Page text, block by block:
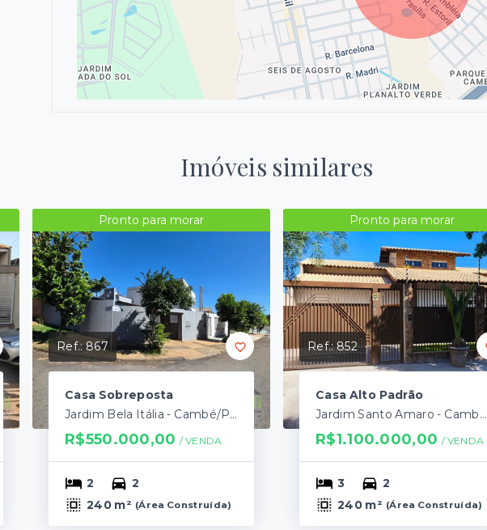
Imóveis similares
Pronto para morar
Ref.:867
Casa Sobreposta
Jardim Bela Itália - Cambé/PR
R$550.000,00 / VENDA
2
2
240 m² (Área Construída)
Pronto para morar
Ref.:852
Casa Alto Padrão
Jardim Santo Amaro - Cambé/PR
R$1.100.000,00 / VENDA
3
2
240 m² (Área Construída)